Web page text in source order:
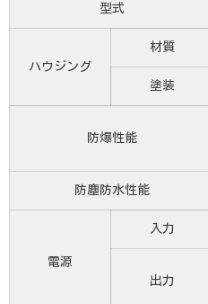
型式
ハウジング
材質
塗装
防爆性能
防塵防水性能
電源
入力
出力